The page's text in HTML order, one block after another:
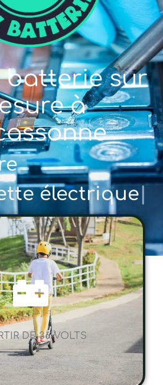
batterie sur
à
🚲 vél
DE 36 VOLTS